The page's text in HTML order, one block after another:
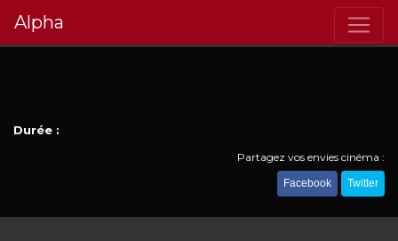
Alpha
Durée :
Partagez vos envies cinéma :
Facebook Twitter